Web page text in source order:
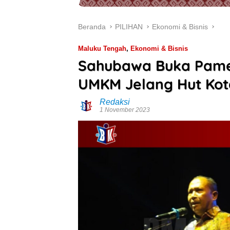
Beranda PILIHAN Ekonomi & Bisnis
Maluku Tengah, Ekonomi & Bisnis
Sahubawa Buka
UMKM Jelang Hut
Redaksi
1 November 2023